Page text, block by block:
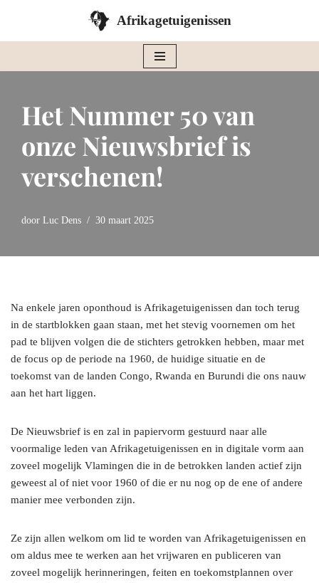
de
Afrikagetuigenissen
Het Nummer 50 van
onze Nieuwsbrief is
verschenen!
door Luc Dens 30 maart 2025
Na enkele jaren oponthoud is Afrikagetuigenissen dan toch terug
in de startblokken gaan staan, met het stevig voornemen om het
pad te blijven volgen die de stichters getrokken hebben, maar met
de focus op de periode na 1960, de huidige situatie en de
toekomst van de landen Congo, Rwanda en Burundi die ons nauw
aan het hart liggen.
De Nieuwsbrief is en zal in papiervorm gestuurd naar alle
voormalige leden van Afrikagetuigenissen en in digitale vorm aan
zoveel mogelijk Vlamingen die in de betrokken landen actief zijn
geweest al of niet voor 1960 of die er nu nog op de ene of andere
manier mee verbonden zijn.
Ze zijn allen welkom om lid te worden van Afrikagetuigenissen en
om aldus mee te werken aan het vrijwaren en publiceren van
zoveel mogelijk herinneringen, feiten en toekomstplannen over